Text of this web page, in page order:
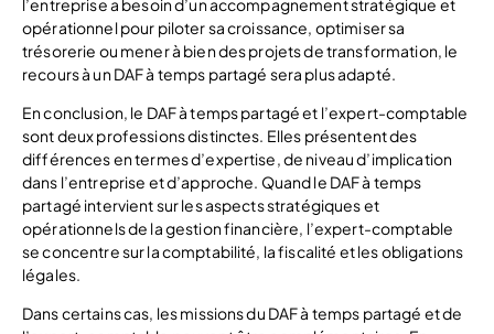
l’entreprise a besoin d’un accompagnement stratégique et
opérationnel pour piloter sa croissance, optimiser sa
trésorerie ou mener à bien des projets de transformation, le
recours à un DAF à temps partagé sera plus adapté.
En conclusion, le DAF à temps partagé et l’expert-comptable
sont deux professions distinctes. Elles présentent des
différences en termes d’expertise, de niveau d’implication
dans l’entreprise et d’approche. Quand le DAF à temps
partagé intervient sur les aspects stratégiques et
opérationnels de la gestion financière, l’expert-comptable
se concentre sur la comptabilité, la fiscalité et les obligations
légales.
Dans certains cas, les missions du DAF à temps partagé et de